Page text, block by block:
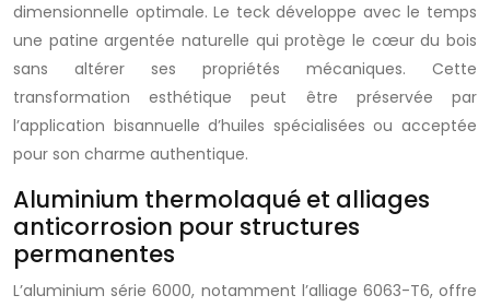
dimensionnelle optimale. Le teck développe avec le temps
une patine argentée naturelle qui protège le cœur du bois
sans altérer ses propriétés mécaniques. Cette
transformation esthétique peut être préservée par
l’application bisannuelle d’huiles spécialisées ou acceptée
pour son charme authentique.
Aluminium thermolaqué et alliages
anticorrosion pour structures
permanentes
L’aluminium série 6000, notamment l’alliage 6063-T6, offre